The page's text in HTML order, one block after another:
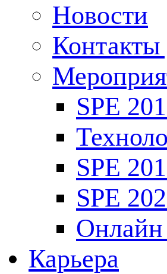
Новости
SPE
SPE
SPE
Онлайн
Карьера